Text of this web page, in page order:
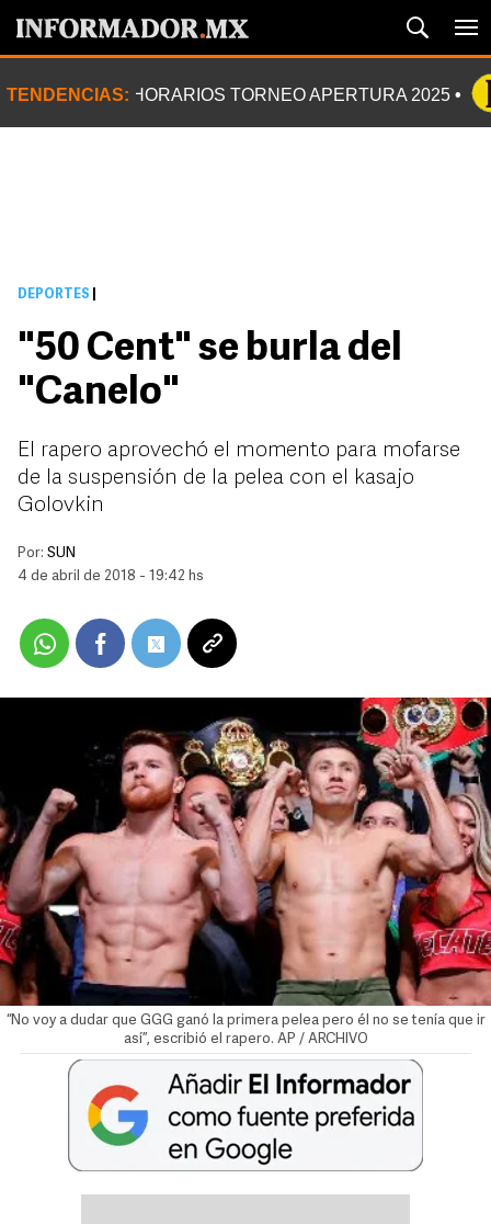
TENDENCIAS: HORARIOS TORNEO APERTURA 2025
DEPORTES
"50 Cent" se burla del
"Canelo"
El rapero aprovechó el momento para mofarse
de la suspensión de la pelea con el kasajo
Golovkin
Por: SUN
4 de abril de 2018 - 19:42 hs
“No voy a dudar que GGG ganó la primera pelea pero él no se tenía que ir
así”, escribió el rapero. AP / ARCHIVO